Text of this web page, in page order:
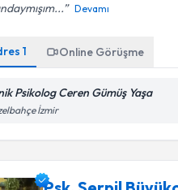
Devamı
1 Online Görüşme
Psikolog Ceren Gümüş Yaşa
İzmir